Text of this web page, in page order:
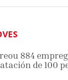
884
de 100